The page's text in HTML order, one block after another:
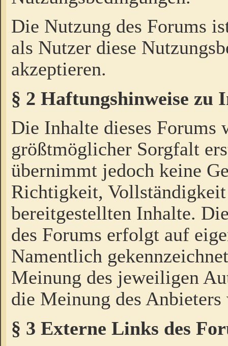
Die Nutzung des Forums
als Nutzer diese
akzeptieren.
§ 2 Haftungshinweise zu
Die Inhalte dieses Forums
größtmöglicher Sorgfalt
übernimmt jedoch keine
Richtigkeit,
bereitgestellten Inhalte.
des Forums erfolgt auf
Namentlich
Meinung des jeweiligen
die Meinung des Anbieters
§ 3 Externe Links des